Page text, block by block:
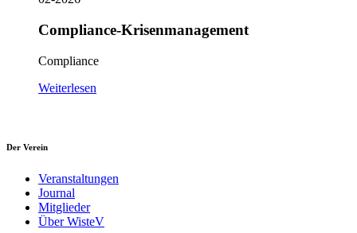
Compliance-Krisenmanagement
Compliance
Weiterlesen
Der Verein
Veranstaltungen
Journal
Mitglieder
Über WisteV